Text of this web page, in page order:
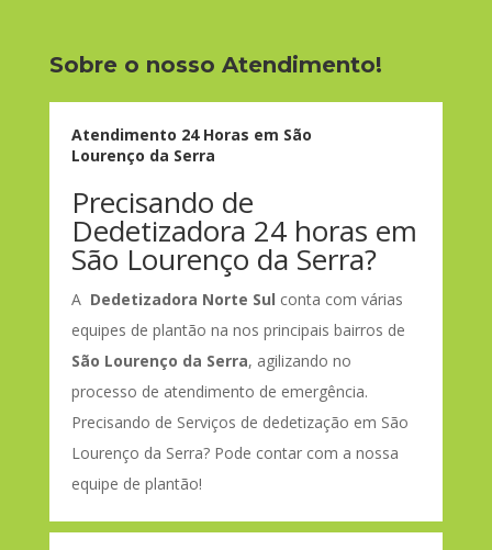
Sobre o nosso Atendimento!
Atendimento 24 Horas em São
Lourenço da Serra
Precisando de
Dedetizadora 24 horas em
São Lourenço da Serra?
A Dedetizadora Norte Sul conta com várias
equipes de plantão na nos principais bairros de
São Lourenço da Serra, agilizando no
processo de atendimento de emergência.
Precisando de Serviços de dedetização em São
Lourenço da Serra? Pode contar com a nossa
equipe de plantão!